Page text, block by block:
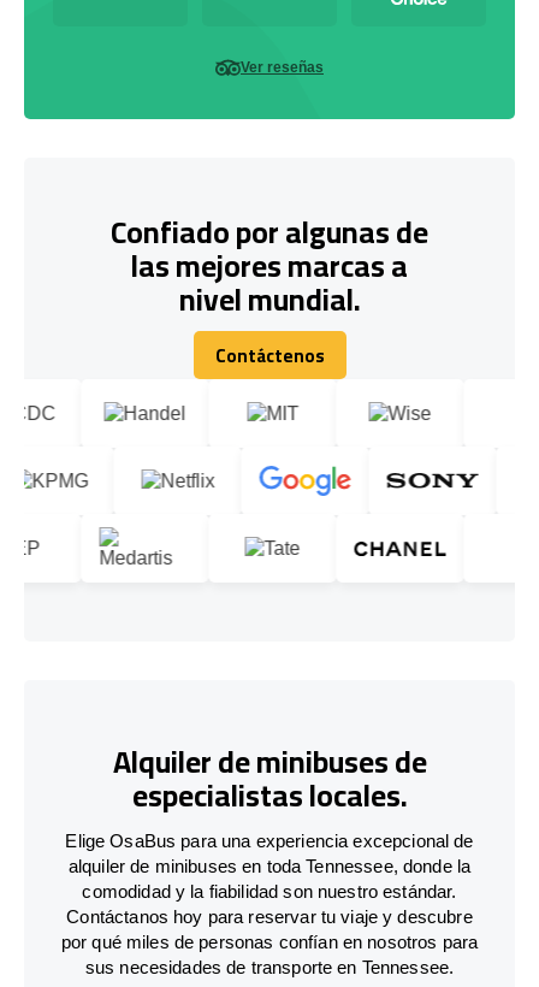
Ver reseñas
Confiado por algunas de
las mejores marcas a
nivel mundial.
Contáctenos
Contáctenos
Alquiler de minibuses de
especialistas locales.
Elige OsaBus para una experiencia excepcional de
alquiler de minibuses en toda Tennessee, donde la
comodidad y la fiabilidad son nuestro estándar.
Contáctanos hoy para reservar tu viaje y descubre
por qué miles de personas confían en nosotros para
sus necesidades de transporte en Tennessee.